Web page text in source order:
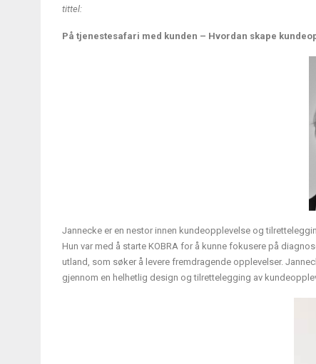
tittel:
På tjenestesafari med kunden – Hvordan skape
Jannecke er en nestor innen kundeopplevelse og
Hun var med å starte KOBRA for å kunne fokusere på
utland, som søker å levere fremdragende opplevelser.
gjennom en helhetlig design og tilrettelegging av